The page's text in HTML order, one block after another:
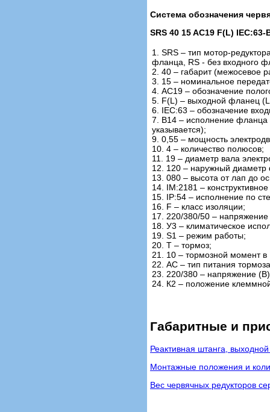
Система обозначения
SRS 40 15 AC19 F(L)
1. SRS – тип мотор-
фланца, RS - без входного
2. 40 – габарит (межосевое
3. 15 – номинальное
4. AC19 – обозначение
5. F(L) – выходной фланец
6. IEC:63 – обозначение
7. В14 – исполнение фланца
указывается);
9. 0,55 – мощность
10. 4 – количество полюсов;
11. 19 – диаметр вала
12. 120 – наружный диаметр
13. 080 – высота от лап до
14. IM:2181 –
15. IP:54 – исполнение по
16. F – класс изоляции;
17. 220/380/50 – напряжение
18. У3 – климатическое
19. S1 – режим работы;
20. Т – тормоз;
21. 10 – тормозной момент
22. АС – тип питания
23. 220/380 – напряжение
24. К2 – положение
Габаритные и
Реактивная штанга,
Монтажные положения и
Вес червячных редукторов